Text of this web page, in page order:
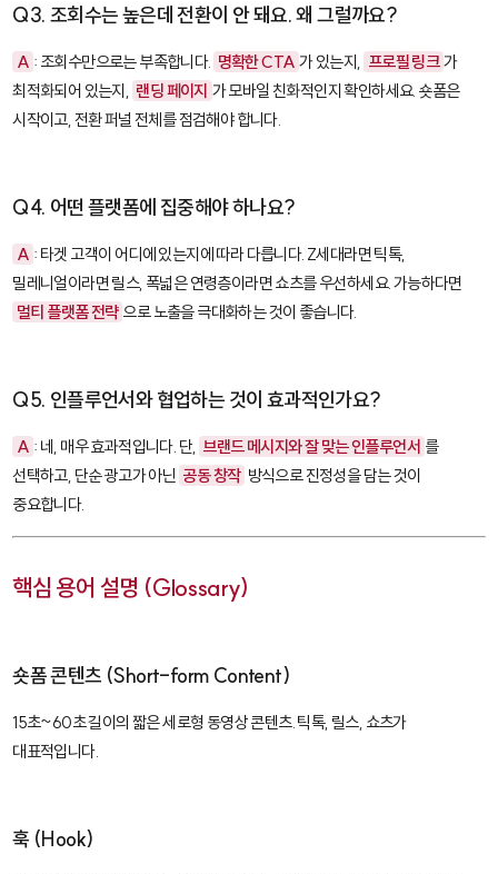
Q3. 조회수는 높은데 전환이 안 돼요. 왜 그럴까요?
A : 조회수만으로는 부족합니다. 명확한 CTA 가 있는지, 프로필 링크가
최적화되어 있는지, 랜딩 페이지 가 모바일 친화적인지 확인하세요. 숏폼은
시작이고, 전환 퍼널 전체를 점검해야 합니다.
Q4. 어떤 플랫폼에 집중해야 하나요?
A : 타겟 고객이 어디에 있는지에 따라 다릅니다. Z세대라면 틱톡,
밀레니얼이라면 릴스, 폭넓은 연령층이라면 쇼츠를 우선하세요. 가능하다면
멀티 플랫폼 전략 으로 노출을 극대화하는 것이 좋습니다.
Q5. 인플루언서와 협업하는 것이 효과적인가요?
A : 네, 매우 효과적입니다. 단, 브랜드 메시지와 잘 맞는 인플루언서 를
선택하고, 단순 광고가 아닌 공동 창작 방식으로 진정성을 담는 것이
중요합니다.
핵심 용어 설명 (Glossary)
숏폼 콘텐츠 (Short-form Content)
15초~60초 길이의 짧은 세로형 동영상 콘텐츠. 틱톡, 릴스, 쇼츠가
대표적입니다.
훅 (Hook)